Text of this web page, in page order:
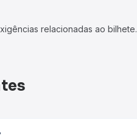
relacionadas ao bilhete.